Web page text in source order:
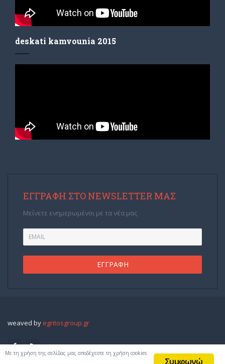
deskati kamvounia 2015
ΕΓΓΡΑΦΉ ΣΤΟ NEWSLETTER ΜΑΣ
Μείνετε ενημερωμένοι με τα νέα μας
weaved by egritosgroup.gr
Συμφωνώ
Με τη χρήση της σελίδας μας αποδέχεστε τη χρήση cookies.